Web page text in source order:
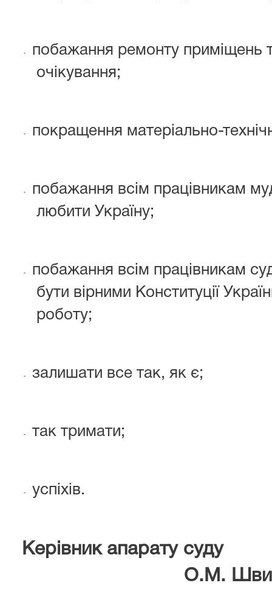
-
побажання ремонту приміщень
очікування;
- покращення матеріально-
-
побажання всім працівникам
любити Україну;
-
побажання всім працівникам
бути вірними Конституції
роботу;
- залишати все так, як є;
- так тримати;
- успіхів.
Керівник
О.М.